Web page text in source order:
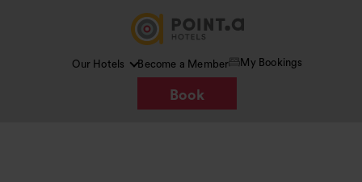
Our Hotels Become a Member My Bookings
Book